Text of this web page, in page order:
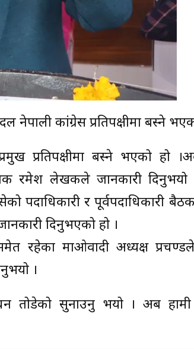
कांग्रेस प्रतिपक्षीमा बस्ने
प्रतिपक्षीमा बस्ने भएको हो
रमेश लेखकले जानकारी दिनुभयो
पदाधिकारी र पूर्वपदाधिकारी
दिनुभएको हो ।
रहेका माओवादी अध्यक्ष
।
तोडेको सुनाउनु भयो । अब हामी